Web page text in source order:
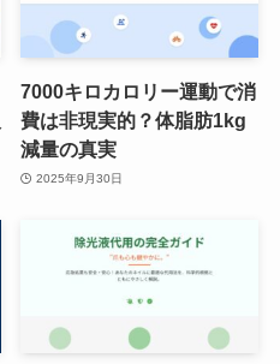
7000キロカロリー運動で消
費は非現実的？体脂肪1kg
減量の真実
2025年9月30日